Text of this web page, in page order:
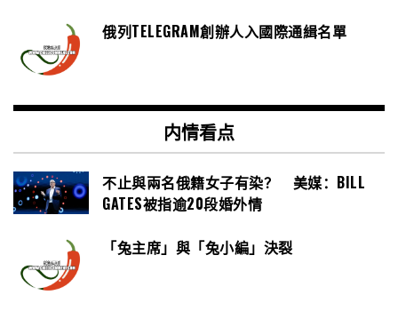
俄列TELEGRAM創辦人入國際通緝名單
内情看点
不止與兩名俄籍女子有染？ 美媒：BILL
GATES被指逾20段婚外情
「兔主席」與「兔小編」決裂